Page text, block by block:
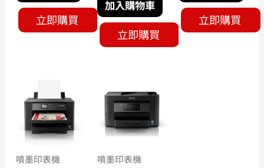
立即購買
加入購物車
立即購買
立即購買
噴墨印表機 噴墨印表機